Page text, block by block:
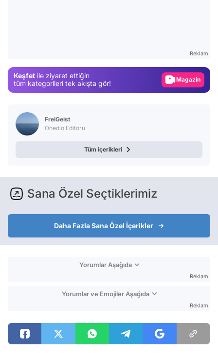
Reklam
Keşfet ile ziyaret ettiğin
tüm kategorileri tek akışta gör!
Magazin
FreiGeist
Onedio Editörü
Tüm içerikleri
Sana Özel Seçtiklerimiz
Daha Fazla Sana Özel İçerikler
Yorumlar Aşağıda
Reklam
Yorumlar ve Emojiler Aşağıda
Reklam